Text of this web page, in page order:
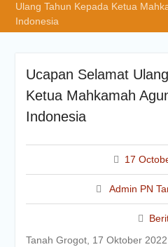
Ulang Tahun Kepada Ketua
Indonesia
Ucapan Selamat
Ketua Mahkamah
Indonesia
17
Admin PN
Tanah Grogot, 17 Oktober 2022